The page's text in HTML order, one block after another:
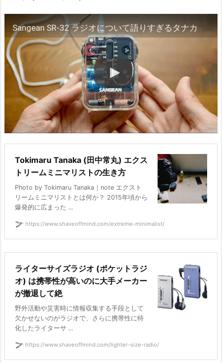
Sangean SR-32 ラジオについて語りすぎるタナカ
Tokimaru Tanaka (田中常丸) エクス
トリームミニマリストの生き方
Photo by Tokimaru Tanaka｜note エクスト
リームミニマリストとは何か？ 2015年頃から
爆発的に広まった ...
https://www.shaveoffmind.com/extreme-minimalist/
ライターサイズラジオ (ポケットラジ
オ) は携帯性が高いのに大手メーカー
が撤退して絶
野外活動や災害時に情報収集する手段として
欠かせないのがラジオで、さらに携帯性に特
化したライターサ ...
https://www.shaveoffmind.com/lighter-size-radio/